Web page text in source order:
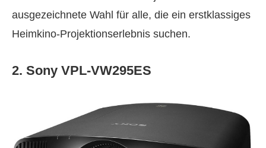
ausgezeichnete Wahl für alle, die ein erstklassiges
Heimkino‑Projektionserlebnis suchen.
2. Sony VPL‑VW295ES